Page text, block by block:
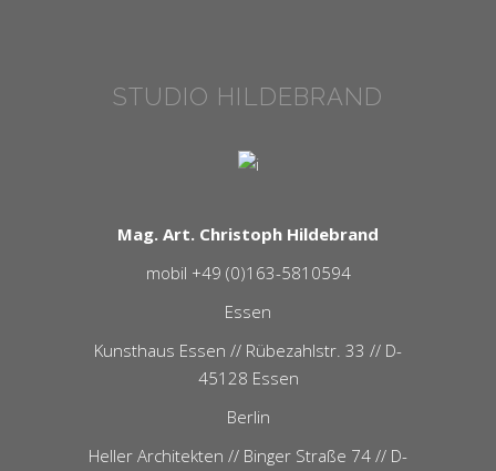
STUDIO HILDEBRAND
Mag. Art. Christoph Hildebrand
mobil +49 (0)163-5810594
Essen
Kunsthaus Essen // Rübezahlstr. 33 // D-
45128 Essen
Berlin
Heller Architekten // Binger Straße 74 // D-